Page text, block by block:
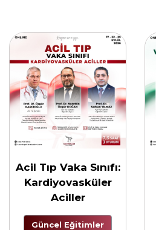
Acil Tıp Vaka Sınıfı:
Kardiyovasküler
Aciller
Güncel Eğitimler